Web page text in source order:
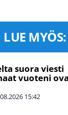
LUE MYÖS:
suora viesti
vuoteni
15:42